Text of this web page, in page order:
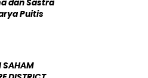
MEWAH ITALIA BARU